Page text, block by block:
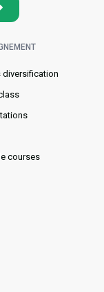
diversification
courses